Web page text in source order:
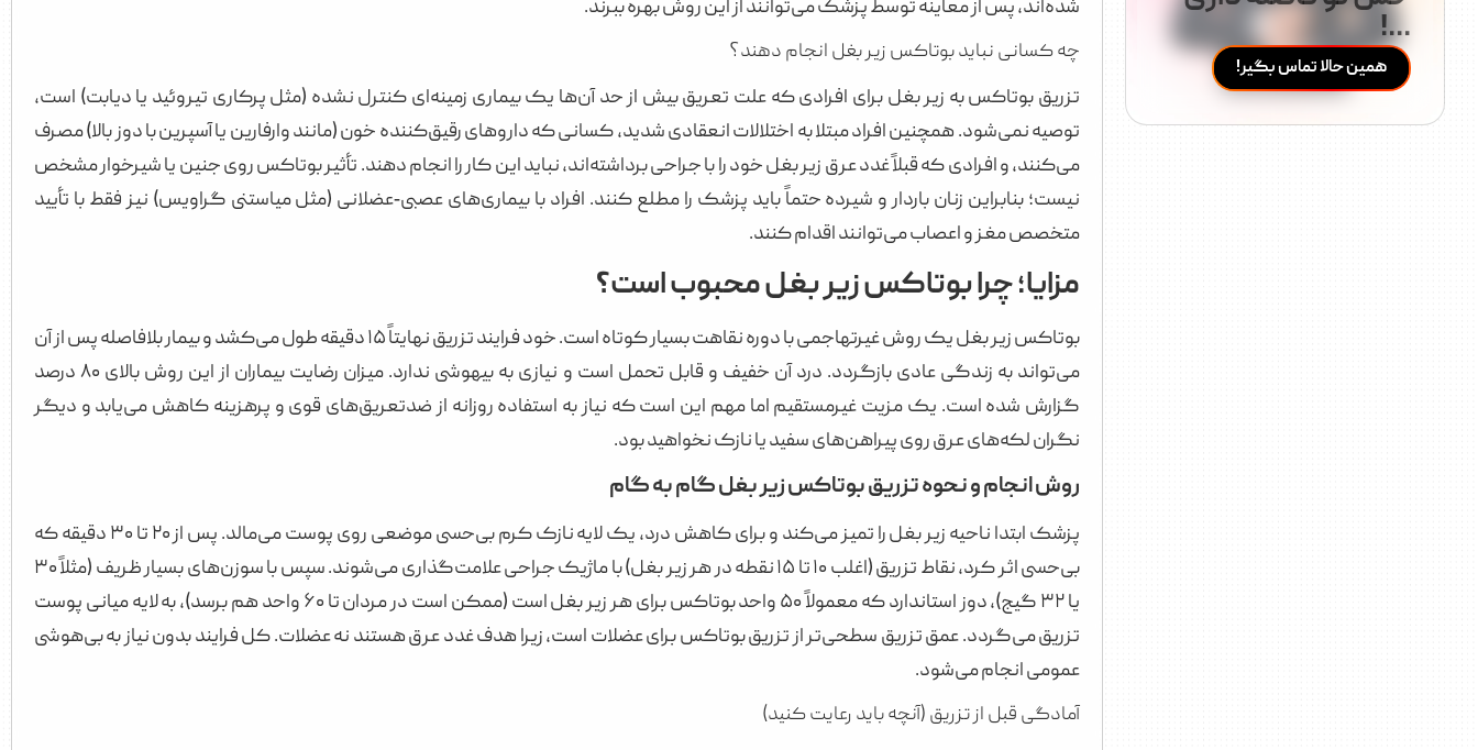
...!
همین حالا تماس بگیر!
شده‌اند، پس از معاینه توسط پزشک می‌توانند از این روش بهره ببرند.
چه کسانی نباید بوتاکس زیر بغل انجام دهند؟
تزریق بوتاکس به زیر بغل برای افرادی که علت تعریق بیش از حد آن‌ها یک بیماری زمینه‌ای کنترل نشده (مثل پرکاری تیروئید یا دیابت) است،
توصیه نمی‌شود. همچنین افراد مبتلا به اختلالات انعقادی شدید، کسانی که داروهای رقیق‌کننده خون (مانند وارفارین یا آسپرین با دوز بالا) مصرف
می‌کنند، و افرادی که قبلاً غدد عرق زیر بغل خود را با جراحی برداشته‌اند، نباید این کار را انجام دهند. تأثیر بوتاکس روی جنین یا شیرخوار مشخص
نیست؛ بنابراین زنان باردار و شیرده حتماً باید پزشک را مطلع کنند. افراد با بیماری‌های عصبی‑عضلانی (مثل میاستنی گراویس) نیز فقط با تأیید
متخصص مغز و اعصاب می‌توانند اقدام کنند.
مزایا؛ چرا بوتاکس زیر بغل محبوب است؟
بوتاکس زیر بغل یک روش غیرتهاجمی با دوره نقاهت بسیار کوتاه است. خود فرایند تزریق نهایتاً ۱۵ دقیقه طول می‌کشد و بیمار بلافاصله پس از آن
می‌تواند به زندگی عادی بازگردد. درد آن خفیف و قابل تحمل است و نیازی به بیهوشی ندارد. میزان رضایت بیماران از این روش بالای ۸۰ درصد
گزارش شده است. یک مزیت غیرمستقیم اما مهم این است که نیاز به استفاده روزانه از ضدتعریق‌های قوی و پرهزینه کاهش می‌یابد و دیگر
نگران لکه‌های عرق روی پیراهن‌های سفید یا نازک نخواهید بود.
روش انجام و نحوه تزریق بوتاکس زیر بغل گام به گام
پزشک ابتدا ناحیه زیر بغل را تمیز می‌کند و برای کاهش درد، یک لایه نازک کرم بی‌حسی موضعی روی پوست می‌مالد. پس از ۲۰ تا ۳۰ دقیقه که
بی‌حسی اثر کرد، نقاط تزریق (اغلب ۱۰ تا ۱۵ نقطه در هر زیر بغل) با ماژیک جراحی علامت‌گذاری می‌شوند. سپس با سوزن‌های بسیار ظریف (مثلاً ۳۰
یا ۳۲ گیج)، دوز استاندارد که معمولاً ۵۰ واحد بوتاکس برای هر زیر بغل است (ممکن است در مردان تا ۶۰ واحد هم برسد)، به لایه میانی پوست
تزریق می‌گردد. عمق تزریق سطحی‌تر از تزریق بوتاکس برای عضلات است، زیرا هدف غدد عرق هستند نه عضلات. کل فرایند بدون نیاز به بی‌هوشی
عمومی انجام می‌شود.
آمادگی قبل از تزریق (آنچه باید رعایت کنید)